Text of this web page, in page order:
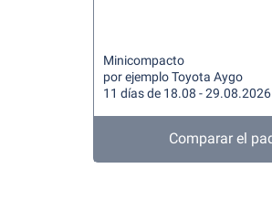
Minicompacto
por ejemplo Toyota Aygo
11 días de 18.08 - 29.08.2026
Comparar el